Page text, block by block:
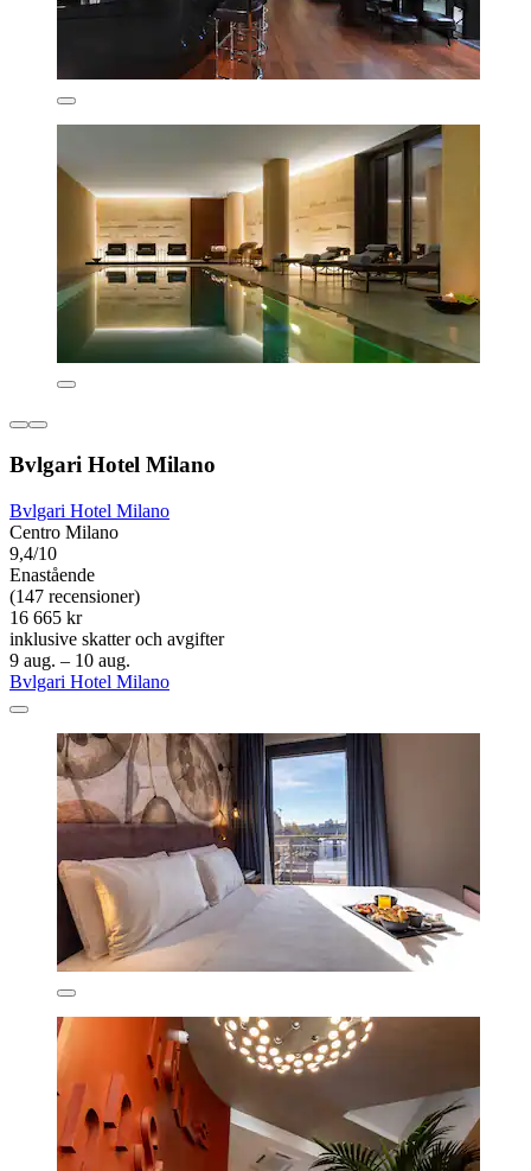
Bvlgari Hotel Milano
Bvlgari Hotel Milano
Centro Milano
9,4/10
Enastående
(147 recensioner)
16 665 kr
inklusive skatter och avgifter
9 aug. – 10 aug.
Bvlgari Hotel Milano